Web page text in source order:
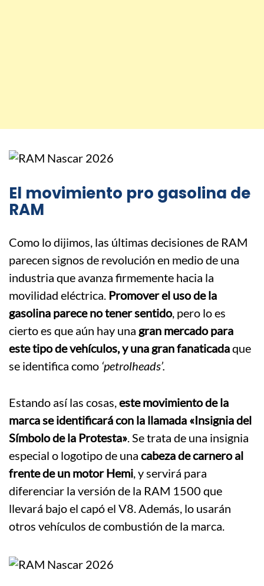
El movimiento pro gasolina de
RAM
Como lo dijimos, las últimas decisiones de RAM
parecen signos de revolución en medio de una
industria que avanza firmemente hacia la
movilidad eléctrica. Promover el uso de la
gasolina parece no tener sentido, pero lo es
cierto es que aún hay una gran mercado para
este tipo de vehículos, y una gran fanaticadaque
se identifica como ‘petrolheads’.
Estando así las cosas,este movimiento de la
marca se identificará con la llamada «Insignia del
Símbolo de la Protesta». Se trata de una insignia
especial o logotipo de una cabeza de carnero al
frente de un motor Hemi, y servirá para
diferenciar la versión de la RAM 1500 que
llevará bajo el capó el V8. Además, lo usarán
otros vehículos de combustión de la marca.